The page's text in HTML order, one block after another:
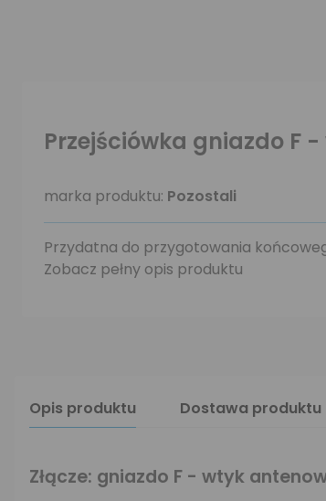
Przejściówka gniazdo F
marka produktu: Pozostali
Przydatna do przygotowania
Zobacz pełny opis produktu
Opis produktu Dostawa produktu
Złącze: gniazdo F - wtyk